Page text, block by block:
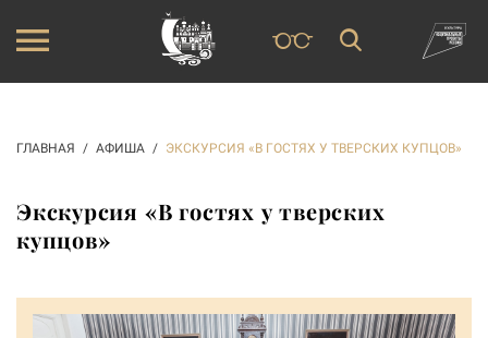
ГЛАВНАЯ АФИША ЭКСКУРСИЯ «В ГОСТЯХ У ТВЕРСКИХ КУПЦОВ»
Экскурсия «В гостях у тверских
купцов»